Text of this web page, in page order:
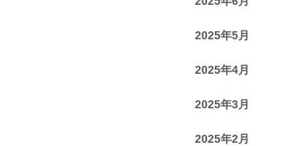
2025年5月
2025年4月
2025年3月
2025年2月